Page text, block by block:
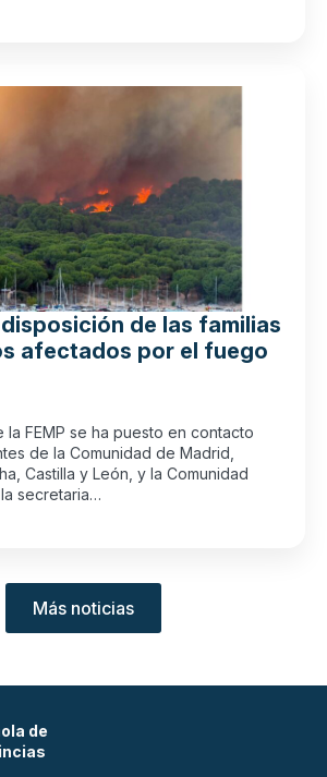
disposición de las familias
afectados por el fuego
la FEMP se ha puesto en contacto
de la Comunidad de Madrid,
Castilla y León, y la Comunidad
secretaria…
Más noticias
de